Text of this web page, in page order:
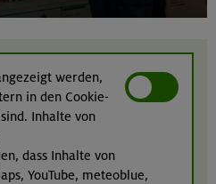
werden,
in den Cookie-
Inhalte von
dass Inhalte von
YouTube, meteoblue,